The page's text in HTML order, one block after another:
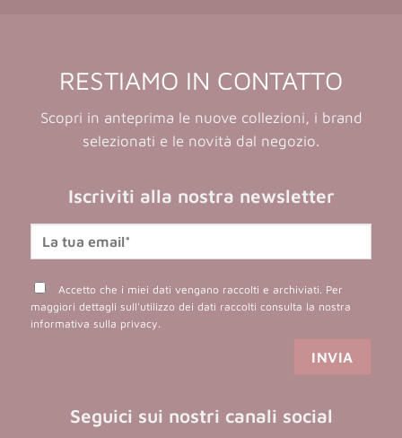
RESTIAMO IN CONTATTO
Scopri in anteprima le nuove collezioni, i brand
selezionati e le novità dal negozio.
Iscriviti alla nostra newsletter
Accetto che i miei dati vengano raccolti e archiviati. Per
maggiori dettagli sull'utilizzo dei dati raccolti consulta la nostra
informativa sulla privacy.
Seguici sui nostri canali social